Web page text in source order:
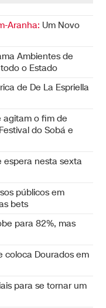
Aranha: Um Novo
Ambientes de
o Estado
de De La Espriella
agitam o fim de
do Sobá e
espera nesta sexta
públicos em
bets
para 82%, mas
coloca Dourados em
para se tornar um